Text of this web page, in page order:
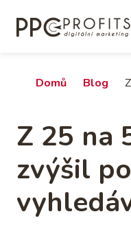
hlavnímu
Drobečková
Domů Blog
Z 25 na
zvýšil